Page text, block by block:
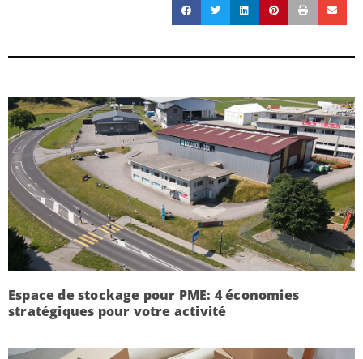
Espace de stockage pour PME: 4 économies
stratégiques pour votre activité